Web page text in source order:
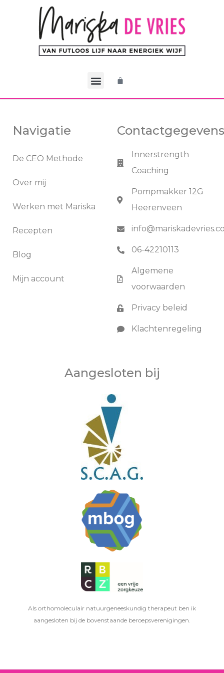
Navigatie
De CEO Methode
Over mij
Werken met Mariska
Recepten
Blog
Mijn account
Contactgegevens
Innerstrength
Coaching
Pompmakker 12G
Heerenveen
06-42210113
Algemene
voorwaarden
Privacy beleid
Klachtenregeling
Aangesloten bij
Als orthomoleculair natuurgeneeskundig therapeut ben ik
aangesloten bij de bovenstaande beroepsverenigingen.